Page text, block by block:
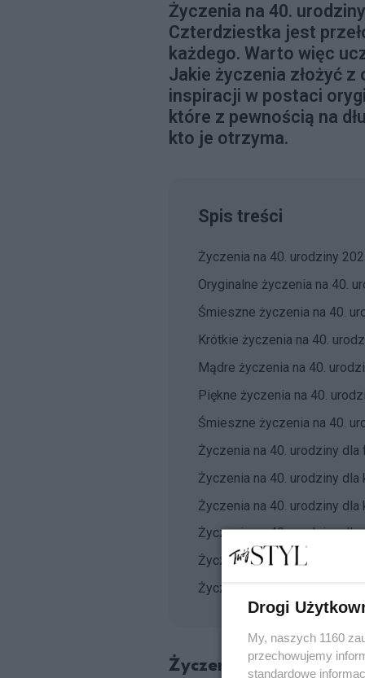
Życzenia na 40.
Czterdziestka jest
każdego. Warto więc
Jakie życzenia złożyć
inspiracji w postaci
które z pewnością na
kto je otrzyma.
Spis treści
Życzenia na 40. urodziny
Oryginalne życzenia na 40.
Śmieszne życzenia na 40.
Krótkie życzenia na 40.
Mądre życzenia na 40.
Piękne życzenia na 40.
Śmieszne życzenia na 40.
Życzenia na 40. urodziny dla
Życzenia na 40. urodziny dla
Życzenia na 40. urodziny dla
Życzenia na 40. urodziny
Życzenia na 40. urodziny dla
Życzenia na 40. urodziny dla
Życzenia na 40.
Drogi
My, naszych 1160
przechowujemy
standardowe